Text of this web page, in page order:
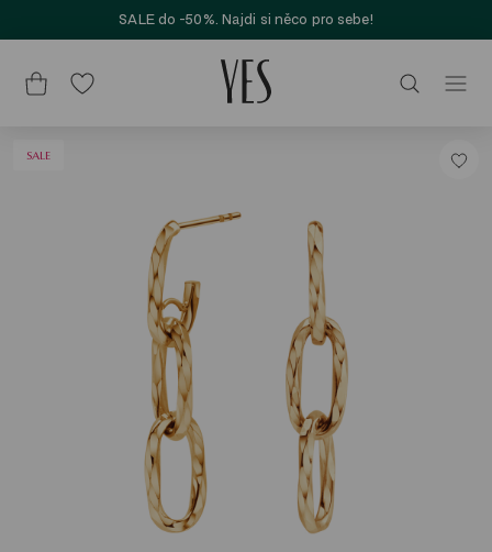
SALE do -50%. Najdi si něco pro sebe!
SALE